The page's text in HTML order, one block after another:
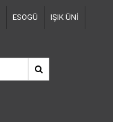
ESOGÜ IŞIK ÜNİ